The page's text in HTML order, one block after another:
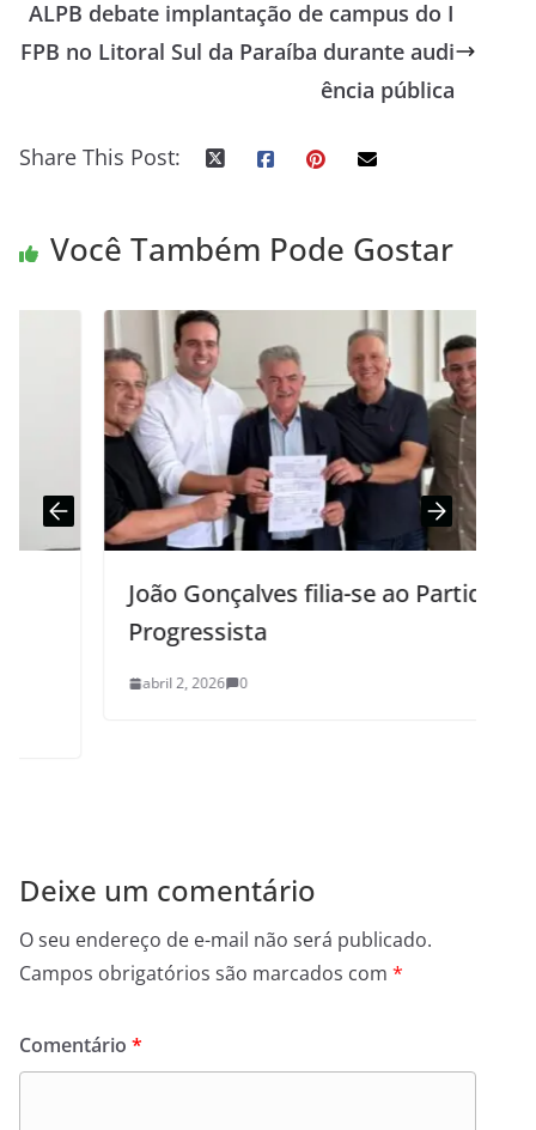
ALPB debate implantação de campus do I
FPB no Litoral Sul da Paraíba durante audi
ência pública
Share This Post:
Você Também Pode Gostar
João Gonçalves filia-se ao Partido
Progressista
abril 2, 2026 0
Deixe um comentário
O seu endereço de e-mail não será publicado.
Campos obrigatórios são marcados com *
Comentário *